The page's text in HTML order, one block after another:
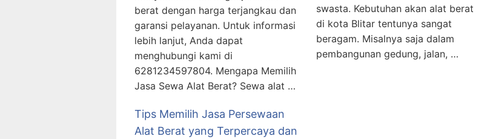
berat dengan harga terjangkau dan
garansi pelayanan. Untuk informasi
lebih lanjut, Anda dapat
menghubungi kami di
6281234597804. Mengapa Memilih
Jasa Sewa Alat Berat? Sewa alat …
swasta. Kebutuhan akan alat berat
di kota Blitar tentunya sangat
beragam. Misalnya saja dalam
pembangunan gedung, jalan, …
Tips Memilih Jasa Persewaan
Alat Berat yang Terpercaya dan